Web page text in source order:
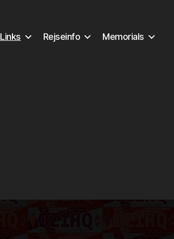
Links Rejseinfo Memorials